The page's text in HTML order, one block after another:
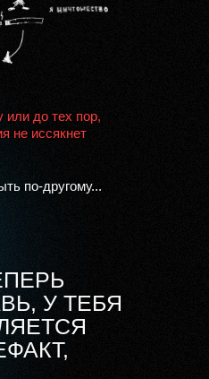
или до тех пор,
не иссякнет
по-другому...
У ТЕБЯ